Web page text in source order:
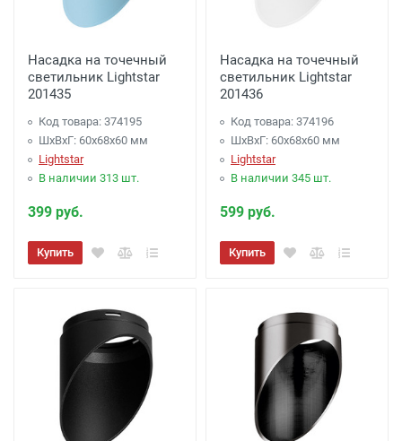
Насадка на точечный
светильник Lightstar
201435
Код товара: 374195
ШхВхГ: 60x68x60 мм
Lightstar
В наличии 313 шт.
399 руб.
Купить
Насадка на точечный
светильник Lightstar
201436
Код товара: 374196
ШхВхГ: 60x68x60 мм
Lightstar
В наличии 345 шт.
599 руб.
Купить